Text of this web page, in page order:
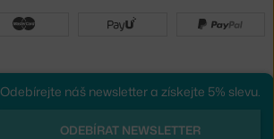
Odebírejte náš newsletter a získejte 5% slevu.
ODEBÍRAT NEWSLETTER
e-shop na míruod